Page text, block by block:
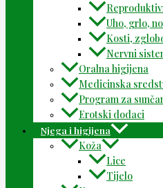
Uho, grlo,
Kosti,
Nervni
Oralna higijena
Medicinska
Program za
Erotski dodaci
Njega i higijena
Koža
Lice
Tijelo